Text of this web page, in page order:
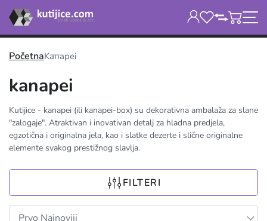
PočetnaKanapei
kanapei
Kutijice - kanapei (ili kanapei-box) su dekorativna ambalaža za slane
"zalogaje". Atraktivan i inovativan detalj za hladna predjela,
egzotična i originalna jela, kao i slatke dezerte i slične originalne
elemente svakog prestižnog slavlja.
FILTERI